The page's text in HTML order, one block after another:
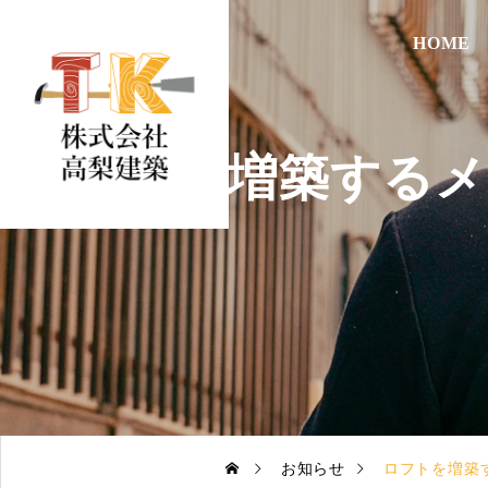
HOME
ロフトを増築する
お知らせ ロフトを増築